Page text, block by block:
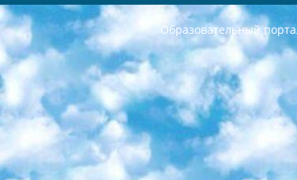
Образовательный
РЕСПУБЛИКА УЗБЕКИСТАН МИНИСТРЕРСТВО ДОШКОЛЬНОГО И ШКОЛЬНОГО ОБРАЗОВАНИЯ КОМАНДА в общеобразовательных учреждениях в 2023-2024 учебном году организация и проведение итоговой государственной аттестации обучающихся о Министра дошкольного и школьного образования Республики Узбекистан от 4 марта 2008 года (постановлением Минюста от 20 марта 2008 года № 1778 государственной регистрации) «Итоговое состояние учащихся общего среднего образования на основании положения об утверждении положения об аттестации общего среднего образования выпускной экзамен студентов в образовательных учреждениях в 2023-2024 учебном году В целях организации и прохождения аттестации приказываю: 1. Следующее: перечень предметов, по которым будет проводиться итоговая государственная аттестация и экзамен формы перевода согласно приложению 1; сертификаты международного образца, оценивающие уровень владения иностранными языками перечень согласно приложению 2; 2. Педагогический при специализированных образовательных учреждениях. научно-практический центр квалификации и международной оценки (Д.Давидова) 2024 г. До 25 марта: задания по предметам, по которым будет проводиться итоговая аттестация разработка и утверждение технических условий; итоговая аттестация на основании разработанного предметного задания разработка вопросов по предметам (устно и письменно), экзамен передача; общеобразовательные средние школы и специальные учебные заведения учащиеся выпускных классов школ и интернатов в агентской системе подготовка базы данных экзаменационных материалов и критериев оценки; перевод базы экзаменационных материалов на все языки обучения подать в Республиканский образовательный центр для изготовления; варианты экзаменов на основе разработанных